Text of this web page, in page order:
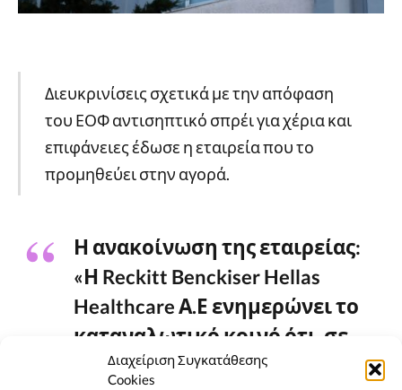
Διαχείριση Συγκατάθεσης
Cookies
Διευκρινίσεις σχετικά με την απόφαση
του ΕΟΦ αντισηπτικό σπρέι για χέρια και
επιφάνειες έδωσε η εταιρεία που το
προμηθεύει στην αγορά.
Η ανακοίνωση της εταιρείας:
«Η Reckitt Benckiser Hellas
Healthcare Α.Ε ενημερώνει το
καταναλωτικό κοινό ότι, σε
συνέχεια της ανακοίνωσης του